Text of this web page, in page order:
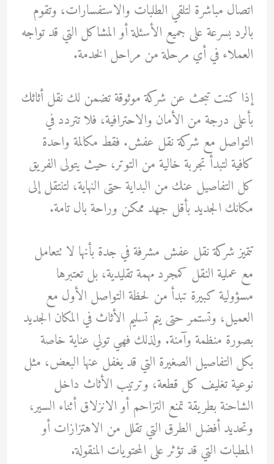
اتصال مباشرة لتلقي الطلبات والاستفسارات، وتقوم
بالرد بسرعة على جميع الأسئلة أو المشاكل التي قد تواجه
العملاء في أي مرحلة من مراحل الخدمة.
إذا كنت تبحث عن شركة موثوقة تضمن لك نقل أثاثك
بأعلى درجة من الأمان والاحترافية، فلا تتردد في
التواصل مع شركة نقل عفش. فقط مكالمة واحدة
كافية لتبدأ تجربة خالية من التوتر، حيث يتولى الفريق
كل التفاصيل عنك من البداية حتى النهاية، لتنتقل إلى
مكانك الجديد بأقل جهد ممكن وراحة بال تامة.
تتميز شركة نقل عفش مشرفة في جدة بأنها لا تتعامل
مع عملية النقل كمجرد مهمة تقليدية، بل تعتبرها
مسؤولية كبيرة تبدأ من لحظة التواصل الأول مع
العميل، وتستمر حتى يتم تسليم الأثاث في المكان الجديد
بصورة منظمة وآمنة. ولذلك فهي تولي عناية خاصة
بكل التفاصيل الصغيرة التي قد يغفل عنها البعض، مثل
نوعية تغليف كل قطعة، وترتيب الأثاث داخل
الشاحنة بطريقة تمنع التزاحم أو الانزلاق أثناء السير،
وتحديد أفضل الطرق التي تقلل من الاهتزازات أو
المطبات التي قد تؤثر على المحتويات المنقولة.